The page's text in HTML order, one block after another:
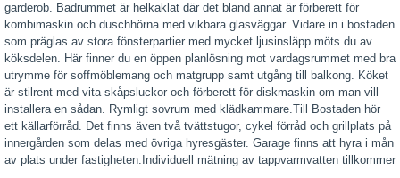
garderob. Badrummet är helkaklat där det bland annat är förberett för
kombimaskin och duschhörna med vikbara glasväggar. Vidare in i bostaden
som präglas av stora fönsterpartier med mycket ljusinsläpp möts du av
köksdelen. Här finner du en öppen planlösning mot vardagsrummet med bra
utrymme för soffmöblemang och matgrupp samt utgång till balkong. Köket
är stilrent med vita skåpsluckor och förberett för diskmaskin om man vill
installera en sådan. Rymligt sovrum med klädkammare.Till Bostaden hör
ett källarförråd. Det finns även två tvättstugor, cykel förråd och grillplats på
innergården som delas med övriga hyresgäster. Garage finns att hyra i mån
av plats under fastigheten.Individuell mätning av tappvarmvatten tillkommer